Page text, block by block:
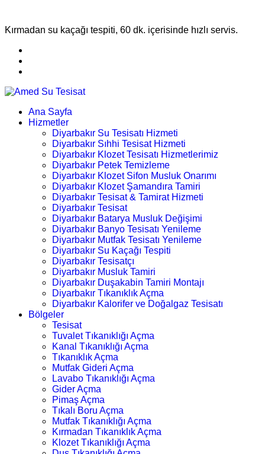
Kırmadan su kaçağı tespiti, 60 dk. içerisinde hızlı servis.
Ana Sayfa
Hizmetler
Diyarbakır Su Tesisatı Hizmeti
Diyarbakır Sıhhi Tesisat Hizmeti
Diyarbakır Klozet Tesisatı Hizmetlerimiz
Diyarbakır Petek Temizleme
Diyarbakır Klozet Sifon Musluk Onarımı
Diyarbakır Klozet Şamandıra Tamiri
Diyarbakır Tesisat & Tamirat Hizmeti
Diyarbakır Tesisat
Diyarbakır Batarya Musluk Değişimi
Diyarbakır Banyo Tesisatı Yenileme
Diyarbakır Mutfak Tesisatı Yenileme
Diyarbakır Su Kaçağı Tespiti
Diyarbakır Tesisatçı
Diyarbakır Musluk Tamiri
Diyarbakır Duşakabin Tamiri Montajı
Diyarbakır Tıkanıklık Açma
Diyarbakır Kalorifer ve Doğalgaz Tesisatı
Bölgeler
Tesisat
Tuvalet Tıkanıklığı Açma
Kanal Tıkanıklığı Açma
Tıkanıklık Açma
Mutfak Gideri Açma
Lavabo Tıkanıklığı Açma
Gider Açma
Pimaş Açma
Tıkalı Boru Açma
Mutfak Tıkanıklığı Açma
Kırmadan Tıkanıklık Açma
Klozet Tıkanıklığı Açma